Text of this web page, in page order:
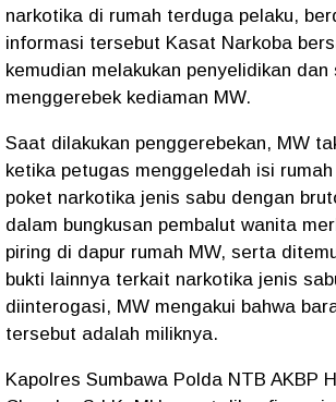
narkotika di rumah terduga pelaku,
informasi tersebut Kasat Narkoba
kemudian melakukan penyelidikan
menggerebek kediaman MW.
Saat dilakukan penggerebekan, MW
ketika petugas menggeledah isi
poket narkotika jenis sabu dengan
dalam bungkusan pembalut wanita
piring di dapur rumah MW, serta
bukti lainnya terkait narkotika jenis
diinterogasi, MW mengakui bahwa
tersebut adalah miliknya.
Kapolres Sumbawa Polda NTB AKBP